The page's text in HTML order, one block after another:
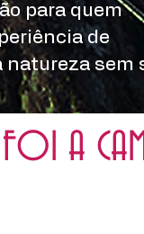
para quem
de
natureza sem
A